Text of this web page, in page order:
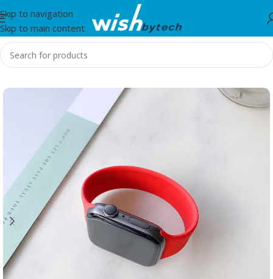
Skip to navigation
Skip to main content
Home/Zore